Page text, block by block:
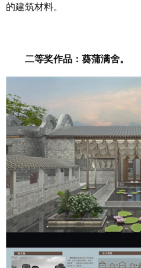
的建筑材料。
二等奖作品：葵蒲满舍。